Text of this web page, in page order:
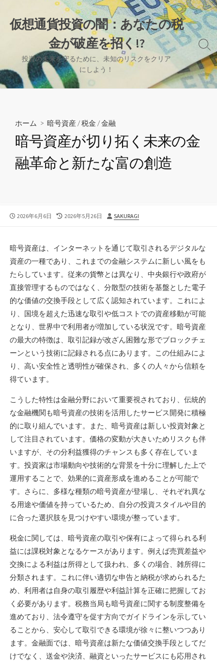
へ
ス
キ
仮想通貨投資の闇：あなたの税
金が破産を招く!?
投資の未来を守るために、未知のリスクをクリア
にしよう！
検
索
切
り
替
ホーム > 暗号資産 /税金 /金融
暗号資産が切り拓く未来の金
融革命と新たな富の創造
公
2026年6月6日
最
日
2026年5月26日
投
SAKURAGI
暗号資産は、インターネットを通じて取引されるデジタルな
資産の一種であり、これまでの金融システムに新しい風をも
たらしています。 従来の貨幣とは異なり、中央銀行や政府が
直接管理するものではなく、分散型の技術を基盤とした電子
的な価値の交換手段として広く認知されています。これによ
り、国境を超えた迅速な取引や低コストでの資産移動が可能
となり、世界中で利用者が増加している状況です。暗号資産
の最大の特徴は、取引記録が改ざん困難な形でブロックチェ
ーンという技術に記録される点にあります。この仕組みによ
り、高い安全性と透明性が確保され、多くの人々から信頼を
得ています。
こうした特性は金融分野において重要視されており、伝統的
な金融機関も暗号資産の技術を活用したサービス開発に積極
的に取り組んでいます。また、暗号資産は新しい投資対象と
して注目されています。価格の変動が大きいためリスクも伴
いますが、その分利益獲得のチャンスも多く存在していま
す。投資家は市場動向や技術的な背景を十分に理解した上で
運用することで、効果的に資産形成を進めることが可能で
す。さらに、多様な種類の暗号資産が登場し、それぞれ異な
る用途や価値を持っているため、自分の投資スタイルや目的
に合った選択肢を見つけやすい環境が整っています。
税金に関しては、暗号資産の取引や保有によって得られる利
益には課税対象となるケースがあります。例えば売買差益や
交換による利益は所得として扱われ、多くの場合、雑所得に
分類されます。これに伴い適切な申告と納税が求められるた
め、利用者は自身の取引履歴や利益計算を正確に把握してお
く必要があります。税務当局も暗号資産に関する制度整備を
進めており、法令遵守を促す方向でガイドラインを示してい
ることから、安心して取引できる環境が徐々に整いつつあり
ます。金融面では、暗号資産は新たな価値交換手段としてだ
けでなく、送金や決済、融資といったサービスにも応用され